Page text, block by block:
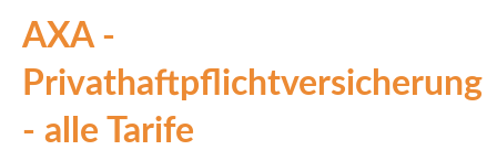
INEX
Sach
Leben
AXA -
Privathaftpflichtversicherung
- alle Tarife